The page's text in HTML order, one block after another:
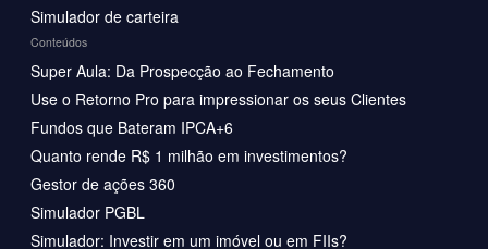
Simulador de carteira
Conteúdos
Super Aula: Da Prospecção ao Fechamento
Use o Retorno Pro para impressionar os seus Clientes
Fundos que Bateram IPCA+6
Quanto rende R$ 1 milhão em investimentos?
Gestor de ações 360
Simulador PGBL
Simulador: Investir em um imóvel ou em FIIs?